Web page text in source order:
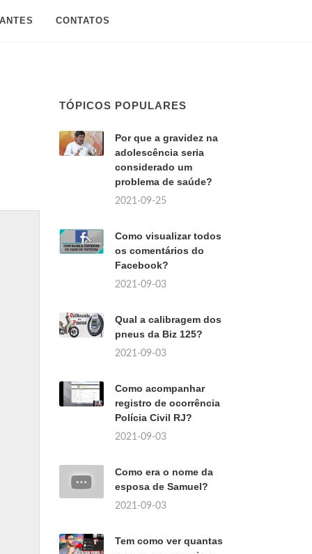
CONTATOS
TÓPICOS POPULARES
Por que a gravidez na
adolescência seria
considerado um
problema de saúde?
2021-09-25
Como visualizar todos
os comentários do
Facebook?
2021-09-03
Qual a calibragem dos
pneus da Biz 125?
2021-09-03
Como acompanhar
registro de ocorrência
Polícia Civil RJ?
2021-09-03
Como era o nome da
esposa de Samuel?
2021-09-03
Tem como ver quantas